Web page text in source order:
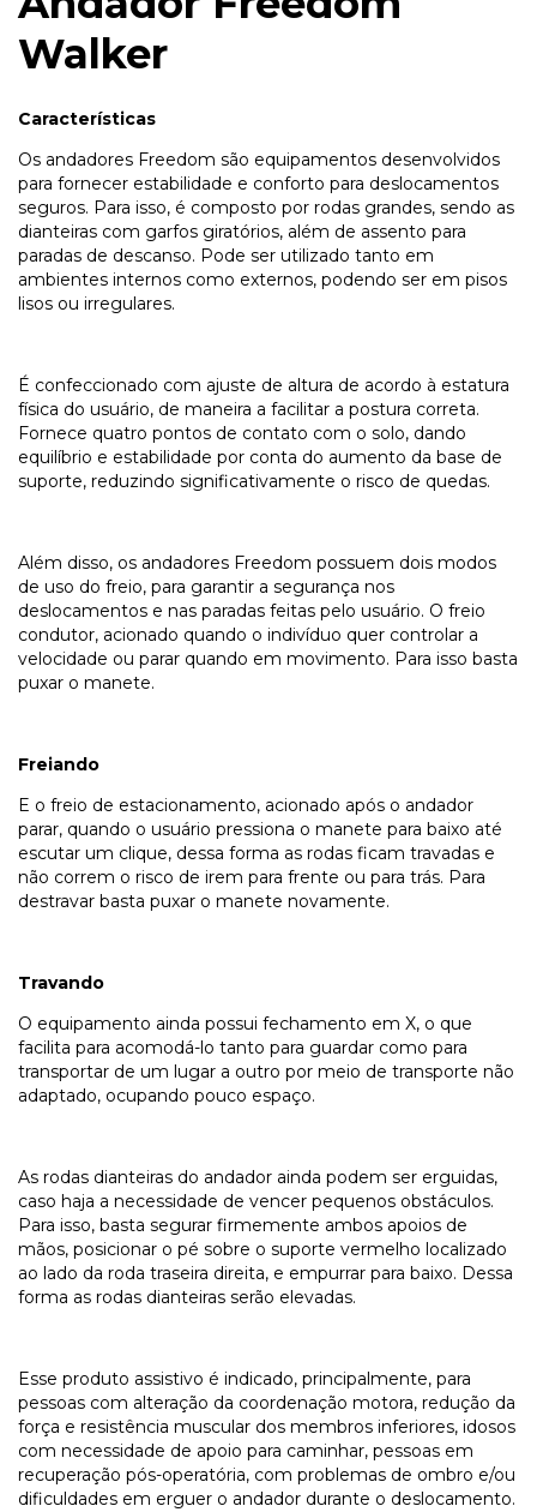
Walker
Características
Os andadores Freedom são equipamentos desenvolvidos
para fornecer estabilidade e conforto para deslocamentos
seguros. Para isso, é composto por rodas grandes, sendo as
dianteiras com garfos giratórios, além de assento para
paradas de descanso. Pode ser utilizado tanto em
ambientes internos como externos, podendo ser em pisos
lisos ou irregulares.
É confeccionado com ajuste de altura de acordo à estatura
física do usuário, de maneira a facilitar a postura correta.
Fornece quatro pontos de contato com o solo, dando
equilíbrio e estabilidade por conta do aumento da base de
suporte, reduzindo significativamente o risco de quedas.
Além disso, os andadores Freedom possuem dois modos
de uso do freio, para garantir a segurança nos
deslocamentos e nas paradas feitas pelo usuário. O freio
condutor, acionado quando o indivíduo quer controlar a
velocidade ou parar quando em movimento. Para isso basta
puxar o manete.
Freiando
E o freio de estacionamento, acionado após o andador
parar, quando o usuário pressiona o manete para baixo até
escutar um clique, dessa forma as rodas ficam travadas e
não correm o risco de irem para frente ou para trás. Para
destravar basta puxar o manete novamente.
Travando
O equipamento ainda possui fechamento em X, o que
facilita para acomodá-lo tanto para guardar como para
transportar de um lugar a outro por meio de transporte não
adaptado, ocupando pouco espaço.
As rodas dianteiras do andador ainda podem ser erguidas,
caso haja a necessidade de vencer pequenos obstáculos.
Para isso, basta segurar firmemente ambos apoios de
mãos, posicionar o pé sobre o suporte vermelho localizado
ao lado da roda traseira direita, e empurrar para baixo. Dessa
forma as rodas dianteiras serão elevadas.
Esse produto assistivo é indicado, principalmente, para
pessoas com alteração da coordenação motora, redução da
força e resistência muscular dos membros inferiores, idosos
com necessidade de apoio para caminhar, pessoas em
recuperação pós-operatória, com problemas de ombro e/ou
dificuldades em erguer o andador durante o deslocamento.